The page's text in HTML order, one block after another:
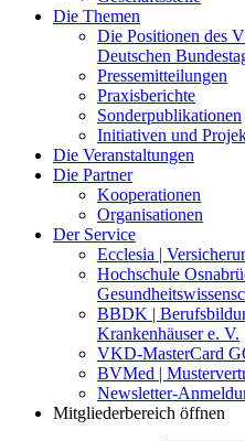
Die Themen
Die Positionen des
Deutschen
Pressemitteilungen
Praxisberichte
Sonderpublikationen
Initiativen und
Die Veranstaltungen
Die Partner
Kooperationen
Organisationen
Der Service
Ecclesia |
Hochschule
BBDK |
Krankenhäuser e. V.
VKD-MasterCard
BVMed |
Newsletter-
Mitgliederbereich öffnen